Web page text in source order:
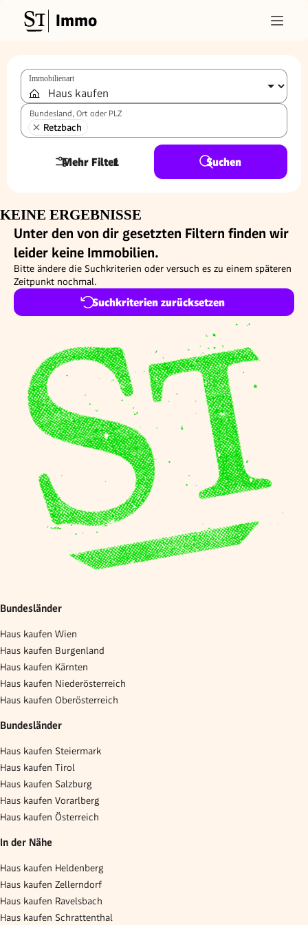
Immo
Immobilienart
Bundesland, Ort oder PLZ
Retzbach
Mehr Filter
1 Suchen
KEINE ERGEBNISSE
Unter den von dir gesetzten Filtern finden wir
leider keine Immobilien.
Bitte ändere die Suchkriterien oder versuch es zu einem späteren
Zeitpunkt nochmal.
Suchkriterien zurücksetzen
Bundesländer
Haus kaufen Wien
Haus kaufen Burgenland
Haus kaufen Kärnten
Haus kaufen Niederösterreich
Haus kaufen Oberösterreich
Bundesländer
Haus kaufen Steiermark
Haus kaufen Tirol
Haus kaufen Salzburg
Haus kaufen Vorarlberg
Haus kaufen Österreich
In der Nähe
Haus kaufen Heldenberg
Haus kaufen Zellerndorf
Haus kaufen Ravelsbach
Haus kaufen Schrattenthal